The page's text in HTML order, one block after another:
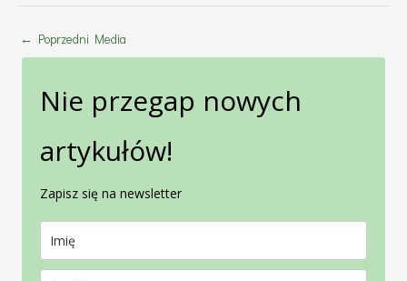
← Poprzedni Media
Nie przegap nowych
artykułów!
Zapisz się na newsletter